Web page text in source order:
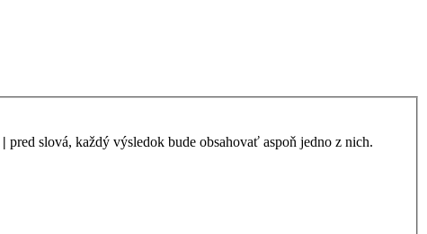
| pred slová, každý výsledok bude obsahovať aspoň jedno z nich.